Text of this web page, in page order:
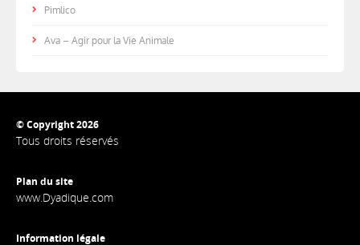
Pimlico
Ava – Agir pour la Vie Animale
© Copyright 2026
Tous droits réservés
Plan du site
www.Dyadique.com
Information légale